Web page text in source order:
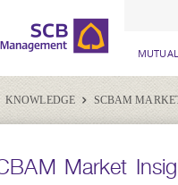
KNOWLEDGE SCBAM
Market